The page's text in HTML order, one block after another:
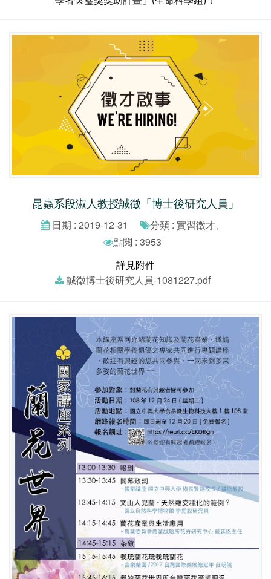
昆蟲系段淑人教授誠徵「博士後研究人員」
日期 : 2019-12-31
分類 : 實習徵才、
點閱 : 3953
詳見附件
誠徵博士後研究人員-1081227.pdf